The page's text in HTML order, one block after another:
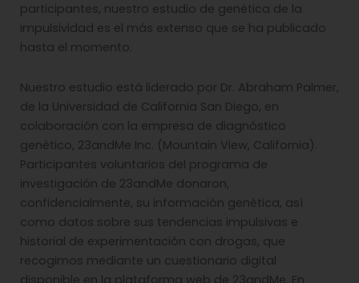
participantes, nuestro estudio de genética de la
impulsividad es el más extenso que se ha publicado
hasta el momento.
Nuestro estudio está liderado por Dr. Abraham Palmer,
de la Universidad de California San Diego, en
colaboración con la empresa de diagnóstico
genético, 23andMe Inc. (Mountain View, California).
Participantes voluntarios del programa de
investigación de 23andMe donaron,
confidencialmente, su información genética, así
como datos sobre sus tendencias impulsivas e
historial de experimentación con drogas, que
recogimos mediante un cuestionario digital
disponible en la plataforma web de 23andMe. En